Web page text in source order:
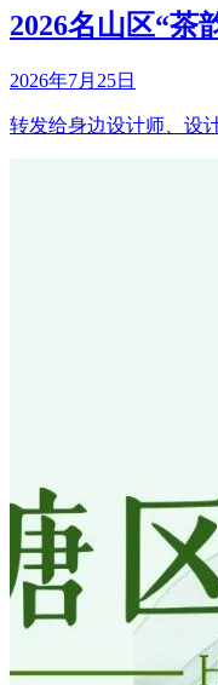
2026名山区“茶
2026年7月25日
转发给身边设计师、设